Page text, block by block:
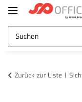
Zurück zur Liste